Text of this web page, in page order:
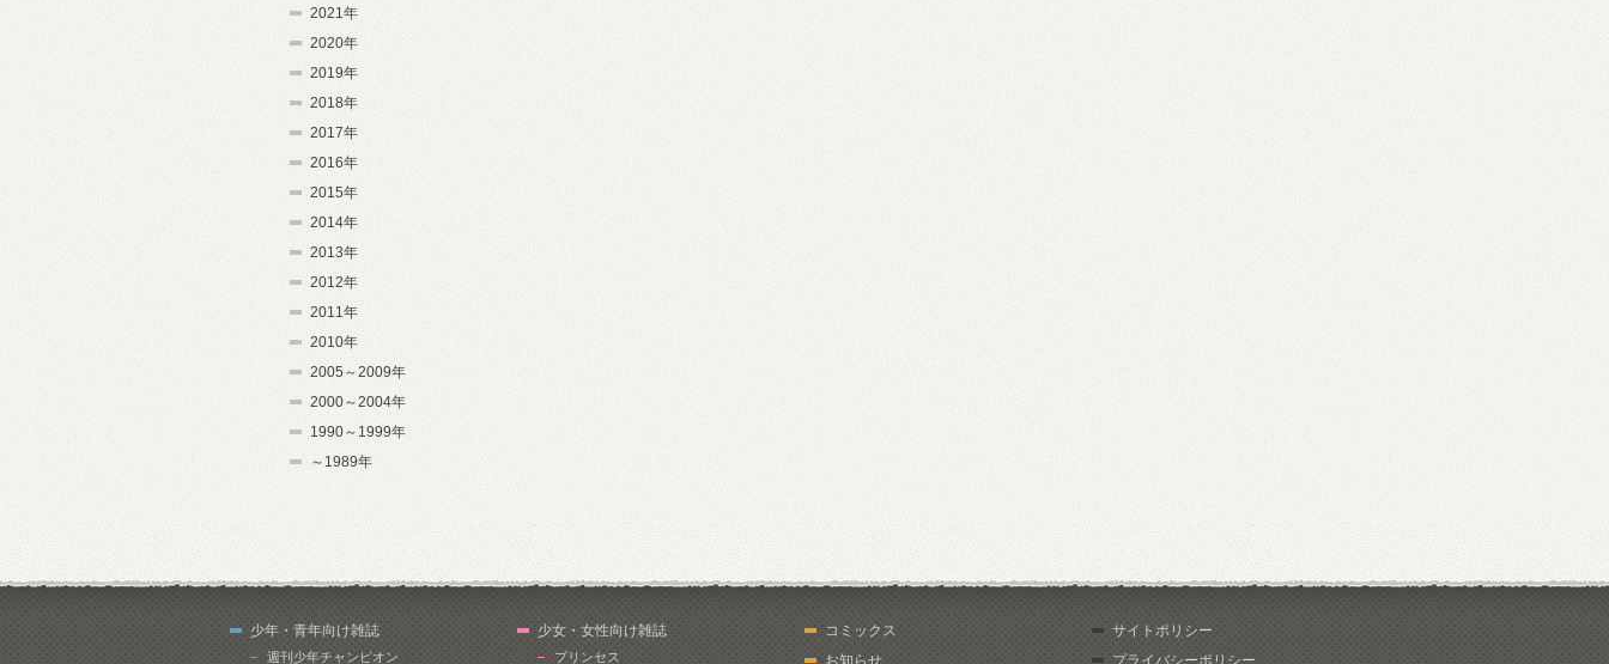
2021年
2020年
2019年
2018年
2017年
2016年
2015年
2014年
2013年
2012年
2011年
2010年
2005～2009年
2000～2004年
1990～1999年
～1989年
少年・青年向け雑誌
週刊少年チャンピオン
少女・女性向け雑誌
プリンセス
コミックス
お知らせ
サイトポリシー
プライバシーポリシー